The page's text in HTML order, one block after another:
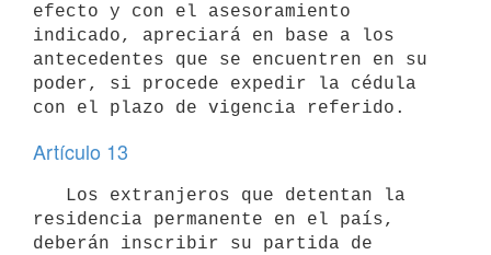
efecto y con el asesoramiento
indicado, apreciará en base a los
antecedentes que se encuentren en su
poder, si procede expedir la cédula
con el plazo de vigencia referido.
Artículo 13
residencia permanente en el país,
deberán inscribir su partida de